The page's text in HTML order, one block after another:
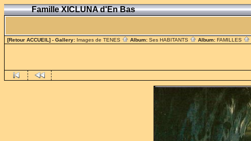
Famille XICLUNA d'En Bas
[Retour ACCUEIL] - Gallery: Images de TENES Album: Ses HABITANTS Album: FAMILLES